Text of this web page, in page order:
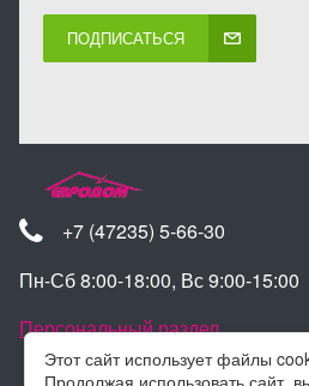
Этот сайт использует файлы
Продолжая использовать сайт,
ПОДПИСАТЬСЯ
+7 (47235) 5-66-30
Пн-Сб 8:00-18:00, Вс 9:00-15:00
Персональный раздел